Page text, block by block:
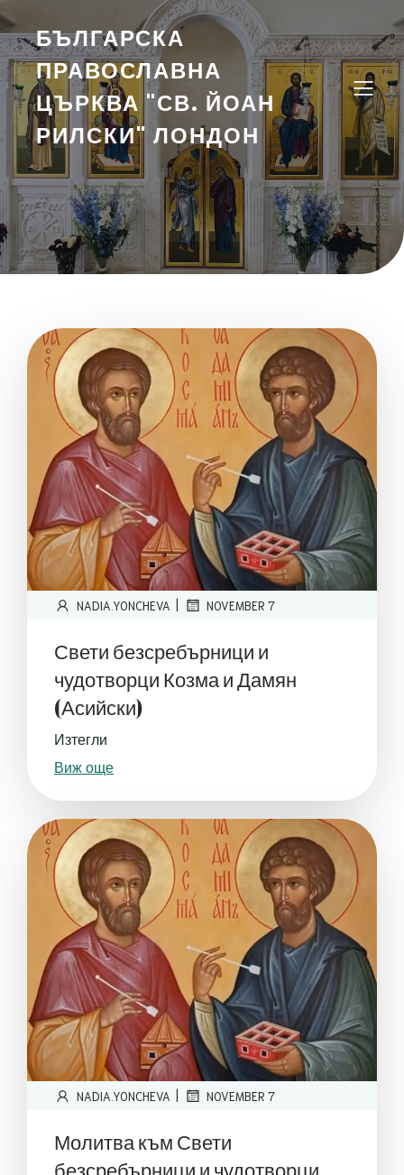
БЪЛГАРСКА
ПРАВОСЛАВНА
ЦЪРКВА "СВ. ЙОАН
РИЛСКИ" ЛОНДОН
NADIA.YONCHEVA | NOVEMBER 7
Свети безсребърници и
чудотворци Козма и Дамян
(Асийски)
Изтегли
Виж още
NADIA.YONCHEVA | NOVEMBER 7
Молитва към Свети